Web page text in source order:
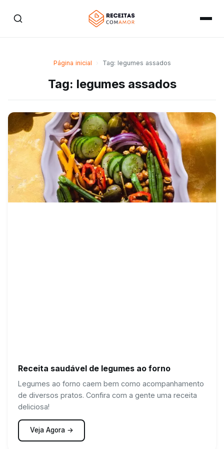
Página inicial Tag: legumes assados
Tag: legumes assados
Receita saudável de legumes ao forno
Legumes ao forno caem bem como acompanhamento
de diversos pratos. Confira com a gente uma receita
deliciosa!
Veja Agora →